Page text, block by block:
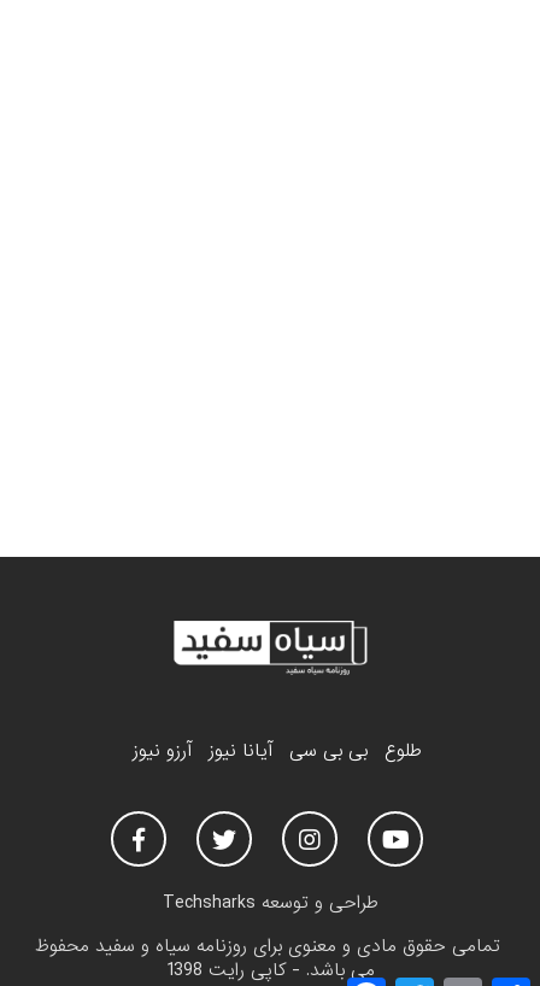
طلوع بی بی سی آیانا نیوز آرزو نیوز
طراحی و توسعه Techsharks
تمامی حقوق مادی و معنوی برای روزنامه سیاه و سفید محفوظ
می باشد. - کاپی رایت 1398